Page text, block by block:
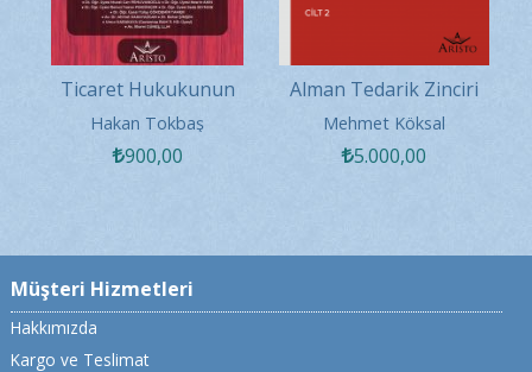
Ticaret Hukukunun
Güncel Meseleleri 2023
Hakan Tokbaş
900,00
Alman Tedarik Zinciri
Özen Yükümlülüğü
Kanunu Çerçevesinde
Mehmet Köksal
5.000,00
Müşteri Hizmetleri
Hakkımızda
Kargo ve Teslimat